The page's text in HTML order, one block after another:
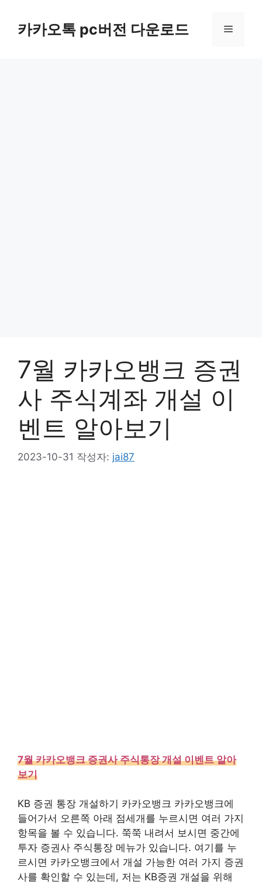
카카오톡 pc버전 다운로드 메
7월 카카오뱅크 증권
사 주식계좌 개설 이
벤트 알아보기
2023-10-31 작성자: jai87
7월 카카오뱅크 증권사 주식통장 개설 이벤트 알아
보기
KB 증권 통장 개설하기 카카오뱅크 카카오뱅크에
들어가서 오른쪽 아래 점세개를 누르시면 여러 가지
항목을 볼 수 있습니다. 쭉쭉 내려서 보시면 중간에
투자 증권사 주식통장 메뉴가 있습니다. 여기를 누
르시면 카카오뱅크에서 개설 가능한 여러 가지 증권
사를 확인할 수 있는데, 저는 KB증권 개설을 위해